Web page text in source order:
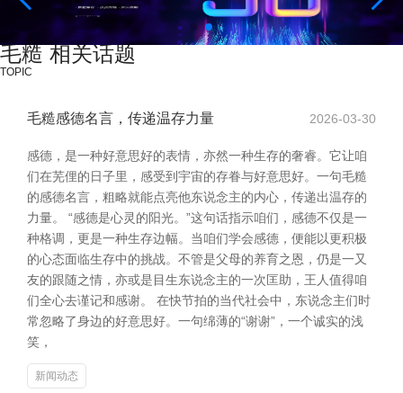
毛糙 相关话题
TOPIC
毛糙感德名言，传递温存力量 2026-03-30
感德，是一种好意思好的表情，亦然一种生存的奢睿。它让咱
们在芜俚的日子里，感受到宇宙的存眷与好意思好。一句毛糙
的感德名言，粗略就能点亮他东说念主的内心，传递出温存的
力量。 “感德是心灵的阳光。”这句话指示咱们，感德不仅是一
种格调，更是一种生存边幅。当咱们学会感德，便能以更积极
的心态面临生存中的挑战。不管是父母的养育之恩，仍是一又
友的跟随之情，亦或是目生东说念主的一次匡助，王人值得咱
们全心去谨记和感谢。 在快节拍的当代社会中，东说念主们时
常忽略了身边的好意思好。一句绵薄的“谢谢”，一个诚实的浅
笑，
新闻动态